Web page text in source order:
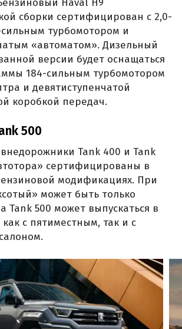
сборки сертифицирован с 2,0-
турбомотором и
«автоматом». Дизельный
версии будет оснащаться
184-сильным турбомотором
и девятиступенчатой
коробкой передач.
500
Tank 400 и Tank
сертифицированы в
модификациях. При
может быть только
Tank 500 может выпускаться в
с пятиместным, так и с